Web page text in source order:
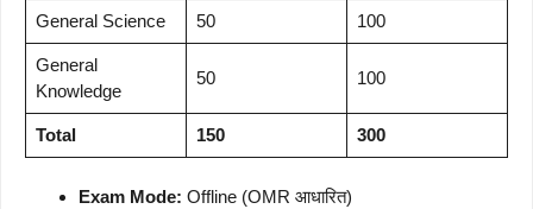
General Science 50 100
General
Knowledge
50 100
Total 150 300
Exam Mode: Offline (OMR आधारित)